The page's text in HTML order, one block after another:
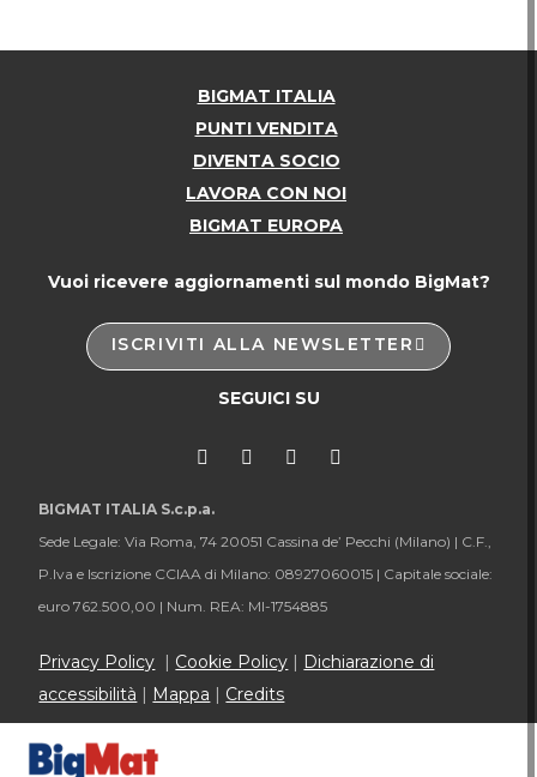
BIGMAT ITALIA
PUNTI VENDITA
DIVENTA SOCIO
LAVORA CON NOI
BIGMAT EUROPA
Vuoi ricevere aggiornamenti sul mondo BigMat?
ISCRIVITI ALLA NEWSLETTER
SEGUICI SU
BIGMAT ITALIA S.c.p.a.
Sede Legale: Via Roma, 74 20051 Cassina de’ Pecchi (Milano) | C.F.,
P.Iva e Iscrizione CCIAA di Milano: 08927060015 | Capitale sociale:
euro 762.500,00 | Num. REA: MI-1754885
Privacy Policy Cookie Policy
Dichiarazione di
accessibilità
Mappa Credits